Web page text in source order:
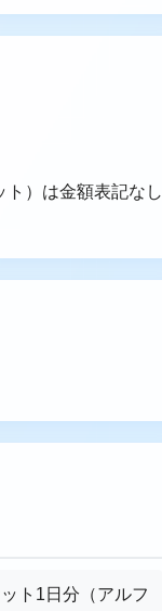
）は金額表記なし
ト1日分（アルフ